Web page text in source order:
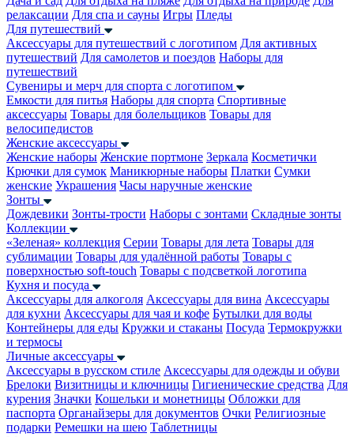
релаксации Для спа и сауны Игры Пледы
Для путешествий
Аксессуары для путешествий с логотипом Для активных
путешествий Для самолетов и поездов Наборы для
путешествий
Сувениры и мерч для спорта с логотипом
Емкости для питья Наборы для спорта Спортивные
аксессуары Товары для болельщиков Товары для
велосипедистов
Женские аксессуары
Женские наборы Женские портмоне Зеркала Косметички
Крючки для сумок Маникюрные наборы Платки Сумки
женские Украшения Часы наручные женские
Зонты
Дождевики Зонты-трости Наборы с зонтами Складные зонты
Коллекции
«Зеленая» коллекция Серии Товары для лета Товары для
сублимации Товары для удалённой работы Товары с
поверхностью soft-touch Товары с подсветкой логотипа
Кухня и посуда
Аксессуары для алкоголя Аксессуары для вина Аксессуары
для кухни Аксессуары для чая и кофе Бутылки для воды
Контейнеры для еды Кружки и стаканы Посуда Термокружки
и термосы
Личные аксессуары
Аксессуары в русском стиле Аксессуары для одежды и обуви
Брелоки Визитницы и ключницы Гигиенические средства Для
курения Значки Кошельки и монетницы Обложки для
паспорта Органайзеры для документов Очки Религиозные
подарки Ремешки на шею Таблетницы